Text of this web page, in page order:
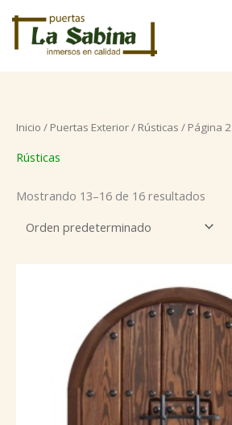
contenido
Inicio / Puertas Exterior/ Rústicas / Página 2
Rústicas
Mostrando 13–16 de 16 resultados